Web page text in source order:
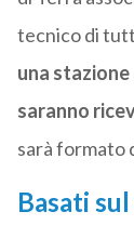
tecnico di
una stazione
saranno
sarà formato
Basati